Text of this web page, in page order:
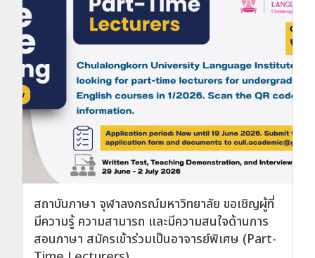
สถาบันภาษา จุฬาลงกรณ์มหาวิทยาลัย ขอเชิญผู้ที่
มีความรู้ ความสามารถ และมีความสนใจด้านการ
สอนภาษา สมัครเข้าร่วมเป็นอาจารย์พิเศษ (Part-